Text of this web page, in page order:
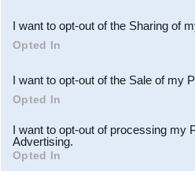
Downstream Participants
third parties.
I want to opt-out of the Sharing of
Opted In
I want to opt-out of the Sale of my
Opted In
I want to opt-out of processing my
Advertising.
Opted In